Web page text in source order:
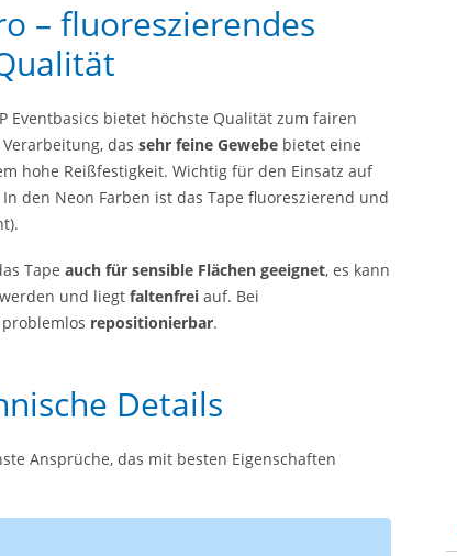
– fluoreszierendes
Eventbasics bietet höchste Qualität zum fairen
das sehr feine Gewebe bietet eine
hohe Reißfestigkeit. Wichtig für den Einsatz auf
In den Neon Farben ist das Tape fluoreszierend und
Tape auch für sensible Flächen geeignet, es kann
und liegt faltenfrei auf. Bei
repositionierbar.
Details
Ansprüche, das mit besten Eigenschaften